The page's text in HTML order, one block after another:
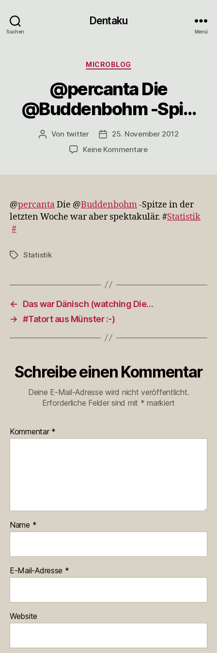
Suchen
Dentaku
Menü
Kategorien
MICROBLOG
@percanta Die
@Buddenbohm -Spi…
Beitragsautor
Von twitter Veröffentlichungsdatum
25. November 2012
Keine Kommentarezu
Spi…
@percantaDie @Buddenbohm-Spitze in der
letzten Woche war aber spektakulär. #Statistik
#
Schlagwörter
Statistik
←
Das war Dänisch (watching Die…
→ #Tatort aus Münster :-)
Schreibe einen Kommentar
Deine E-Mail-Adresse wird nicht veröffentlicht.
Erforderliche Felder sind mit * markiert
Kommentar *
Name *
E-Mail-Adresse *
Website